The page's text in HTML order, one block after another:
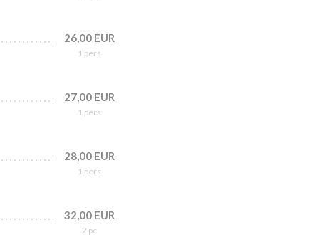
26,00 EUR
1 pers
27,00 EUR
1 pers
28,00 EUR
1 pers
32,00 EUR
2 pc